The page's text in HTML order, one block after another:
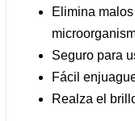
Elimina
Seguro para
Fácil
Realza el